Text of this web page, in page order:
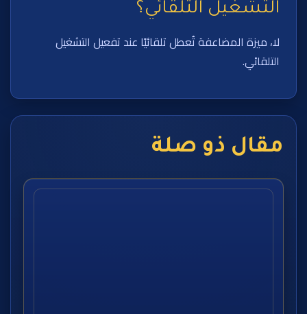
التشغيل التلقائي؟
لا، ميزة المضاعفة تُعطل تلقائيًا عند تفعيل التشغيل
التلقائي.
مقال ذو صلة